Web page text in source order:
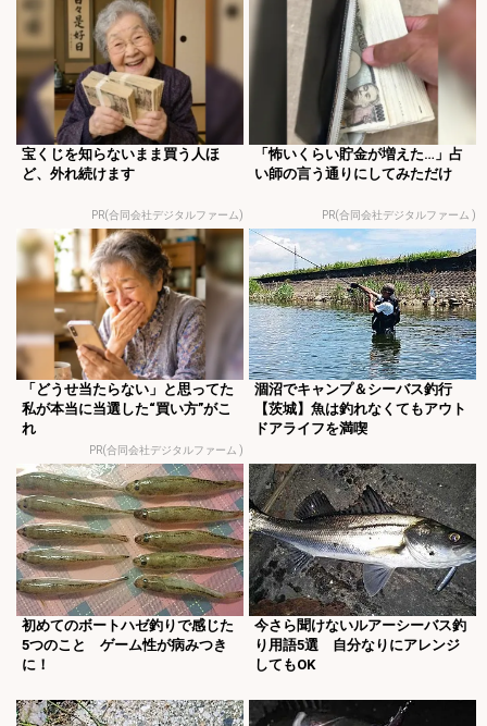
宝くじを知らないまま買う人ほ
ど、外れ続けます
PR(合同会社デジタルファーム)
「怖いくらい貯金が増えた…」占
い師の言う通りにしてみただけ
PR(合同会社デジタルファーム )
「どうせ当たらない」と思ってた
私が本当に当選した“買い方”がこ
れ
PR(合同会社デジタルファーム )
涸沼でキャンプ＆シーバス釣行
【茨城】魚は釣れなくてもアウト
ドアライフを満喫
初めてのボートハゼ釣りで感じた
5つのこと ゲーム性が病みつき
に！
今さら聞けないルアーシーバス釣
り用語5選 自分なりにアレンジ
してもOK